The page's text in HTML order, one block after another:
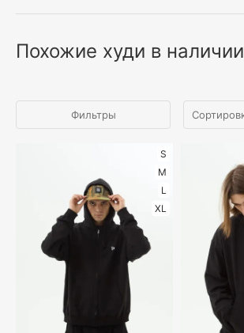
Похожие худи в наличии
Фильтры
S
M
L
XL